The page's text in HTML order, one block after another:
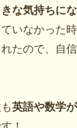
な気持ちにな
いなかった
たので、自
英語や数学